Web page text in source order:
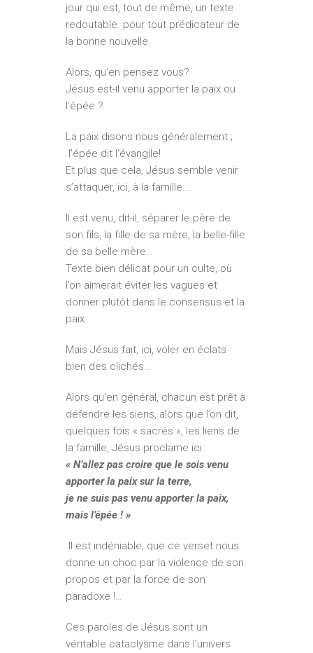
jour qui est, tout de même, un texte
redoutable. pour tout prédicateur de
la bonne nouvelle.
Alors, qu’en pensez vous?
Jésus est-il venu apporter la paix ou
l’épée ?
La paix disons nous généralement ;
l’épée dit l’évangile!
Et plus que cela, Jésus semble venir
s’attaquer, ici, à la famille….
Il est venu, dit-il, séparer le père de
son fils, la fille de sa mère, la belle-fille
de sa belle mère…
Texte bien délicat pour un culte, où
l’on aimerait éviter les vagues et
donner plutôt dans le consensus et la
paix.
Mais Jésus fait, ici, voler en éclats
bien des clichés…
Alors qu’en général, chacun est prêt à
défendre les siens, alors que l’on dit,
quelques fois « sacrés », les liens de
la famille, Jésus proclame ici :
« N’allez pas croire que le sois venu
apporter la paix sur la terre,
je ne suis pas venu apporter la paix,
mais l’épée ! »
Il est indéniable, que ce verset nous
donne un choc par la violence de son
propos et par la force de son
paradoxe !…
Ces paroles de Jésus sont un
véritable cataclysme dans l’univers